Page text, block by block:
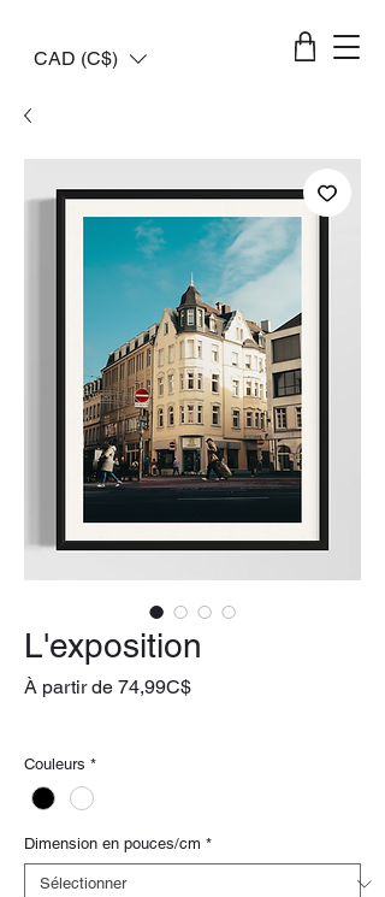
CAD (C$)
L'exposition
À partir de 74,99C$Prix
Couleurs *
Dimension en pouces/cm *